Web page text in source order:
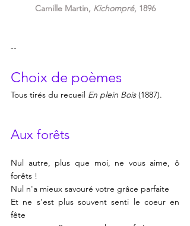
Camille Martin, Kichompré, 1896
--
Choix de poèmes
Tous tirés du recueil En plein Bois (1887).
Aux forêts
Nul autre, plus que moi, ne vous aime, ô
forêts !
Nul n'a mieux savouré votre grâce parfaite
Et ne s'est plus souvent senti le coeur en
fête